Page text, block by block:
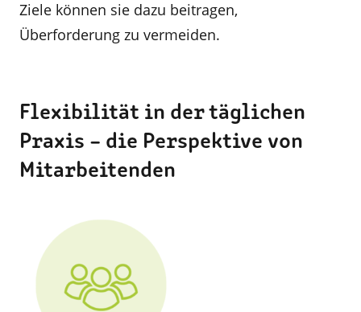
Ziele können sie dazu beitragen,
Überforderung zu vermeiden.
Flexibilität in der täglichen
Praxis – die Perspektive von
Mitarbeitenden